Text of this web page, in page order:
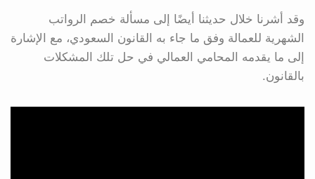
وقد أشرنا خلال حديثنا أيضًا إلى مسألة خصم الرواتب
الشهرية للعمالة وفق ما جاء به القانون السعودي، مع الإشارة
إلى ما يقدمه المحامي العمالي في حل تلك المشكلات
بالقانون.